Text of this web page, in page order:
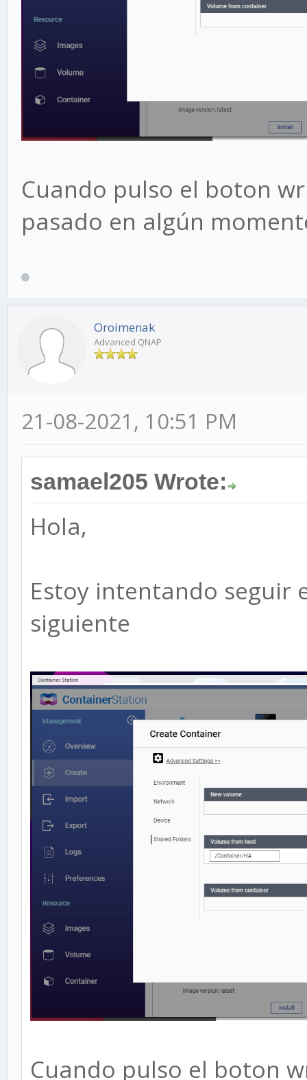
Cuando pulso el boton
pasado en algún
Oroimenak
Advanced QNAP
21-08-2021, 10:51 PM
samael205 Wrote:
Hola,
Estoy intentando seguir
siguiente
Cuando pulso el boton